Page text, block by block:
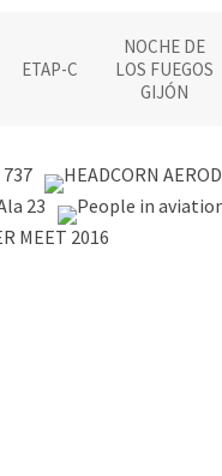
ETAP-C
NOCHE DE
LOS FUEGOS
GIJÓN